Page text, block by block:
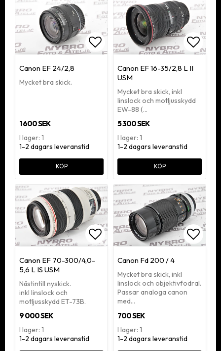
Lägg till i favoritlistan
Canon EF 24/2,8
Mycket bra skick.
1 600 SEK
I lager: 1
1-2 dagars leveranstid
KÖP
Lägg
Canon EF 16-35/2,8 L II
USM
Mycket bra skick, inkl
linslock och motljusskydd
EW-88 (…
5 300 SEK
I lager: 1
1-2 dagars leveranstid
KÖP
Canon EF 70-300/4,0-
5,6 L IS USM
Nästintill nyskick.
inkl linslock och
motljusskydd ET-73B.
9 000 SEK
I lager: 1
1-2 dagars leveranstid
Canon Fd 200 / 4
Mycket bra skick, inkl
linslock och objektivfodral.
Passar analoga canon
med…
700 SEK
I lager: 1
1-2 dagars leveranstid